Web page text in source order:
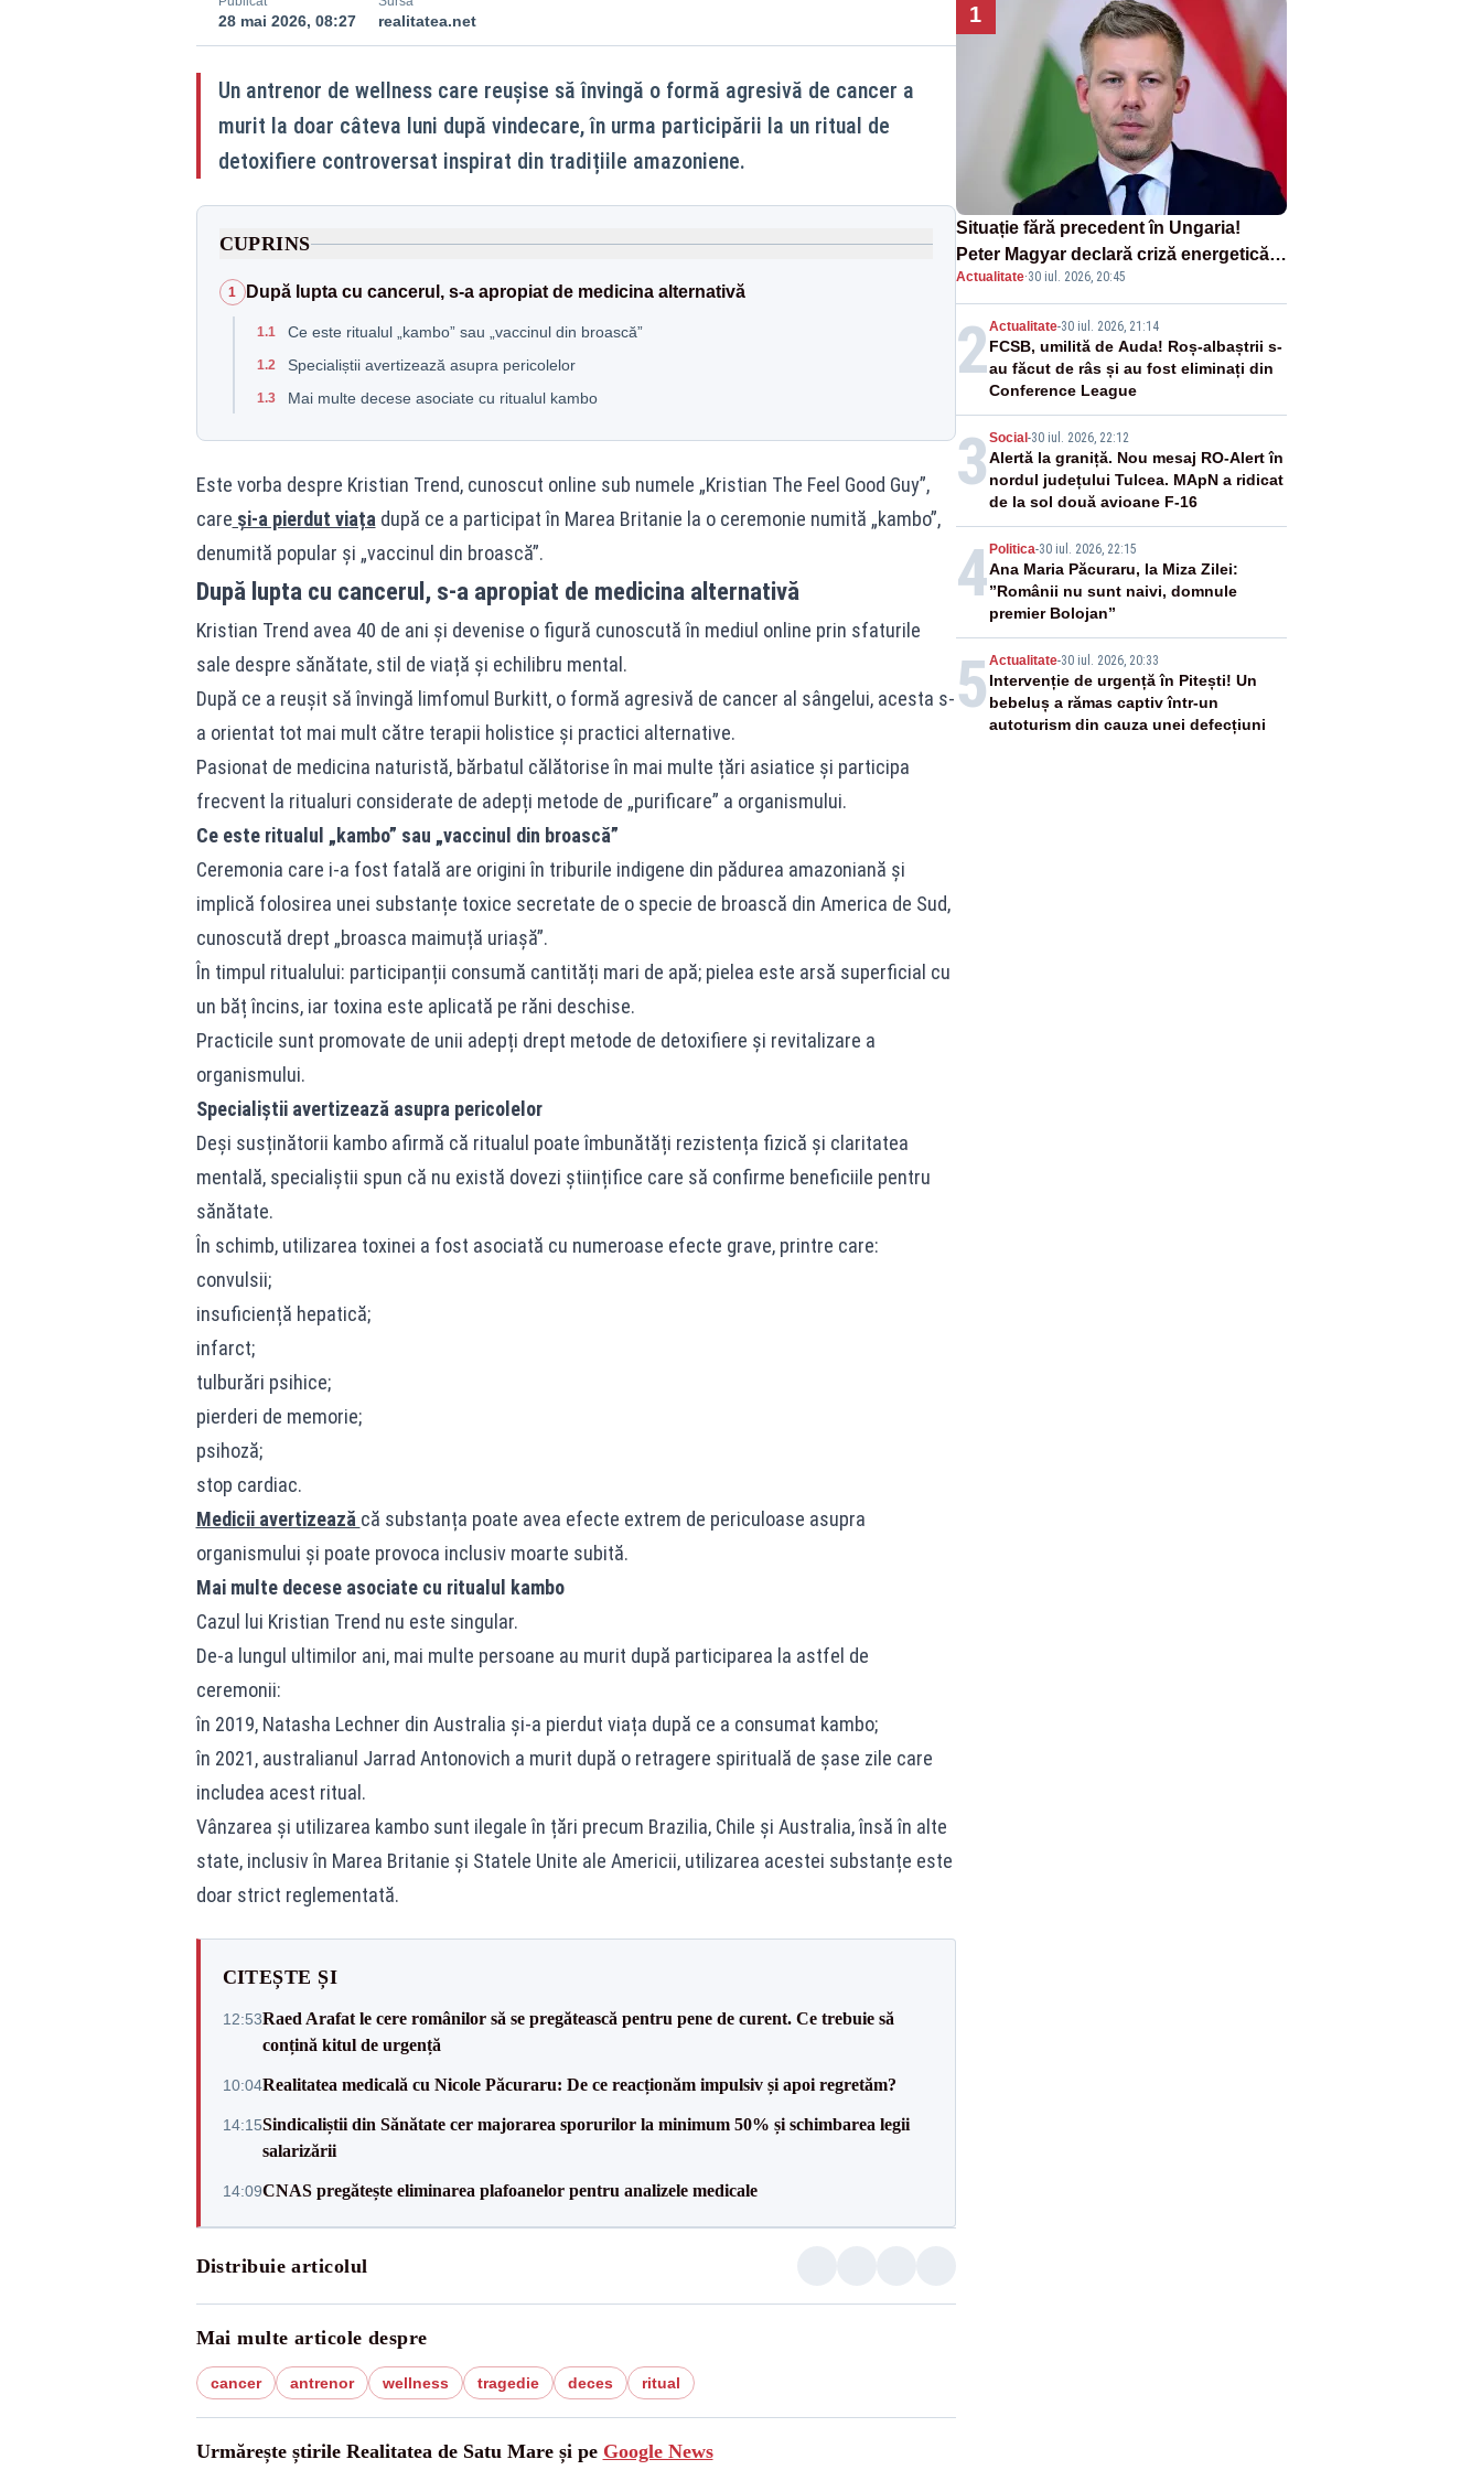
28 mai 2026, 08:27 realitatea.net
Un antrenor de wellness care reușise să învingă o formă agresivă de cancer a
murit la doar câteva luni după vindecare, în urma participării la un ritual de
detoxifiere controversat inspirat din tradițiile amazoniene.
CUPRINS
1 După lupta cu cancerul, s-a apropiat de medicina alternativă
1.1 Ce este ritualul „kambo” sau „vaccinul din broască”
1.2 Specialiștii avertizează asupra pericolelor
1.3 Mai multe decese asociate cu ritualul kambo
Este vorba despre Kristian Trend, cunoscut online sub numele „Kristian The Feel Good Guy”,
care și-a pierdut viața după ce a participat în Marea Britanie la o ceremonie numită „kambo”,
denumită popular și „vaccinul din broască”.
După lupta cu cancerul, s-a apropiat de medicina alternativă
Kristian Trend avea 40 de ani și devenise o figură cunoscută în mediul online prin sfaturile
sale despre sănătate, stil de viață și echilibru mental.
După ce a reușit să învingă limfomul Burkitt, o formă agresivă de cancer al sângelui, acesta s-
a orientat tot mai mult către terapii holistice și practici alternative.
Pasionat de medicina naturistă, bărbatul călătorise în mai multe țări asiatice și participa
frecvent la ritualuri considerate de adepți metode de „purificare” a organismului.
Ce este ritualul „kambo” sau „vaccinul din broască”
Ceremonia care i-a fost fatală are origini în triburile indigene din pădurea amazoniană și
implică folosirea unei substanțe toxice secretate de o specie de broască din America de Sud,
cunoscută drept „broasca maimuță uriașă”.
În timpul ritualului: participanții consumă cantități mari de apă; pielea este arsă superficial cu
un băț încins, iar toxina este aplicată pe răni deschise.
Practicile sunt promovate de unii adepți drept metode de detoxifiere și revitalizare a
organismului.
Specialiștii avertizează asupra pericolelor
Deși susținătorii kambo afirmă că ritualul poate îmbunătăți rezistența fizică și claritatea
mentală, specialiștii spun că nu există dovezi științifice care să confirme beneficiile pentru
sănătate.
În schimb, utilizarea toxinei a fost asociată cu numeroase efecte grave, printre care:
convulsii;
insuficiență hepatică;
infarct;
tulburări psihice;
pierderi de memorie;
psihoză;
stop cardiac.
Medicii avertizează că substanța poate avea efecte extrem de periculoase asupra
organismului și poate provoca inclusiv moarte subită.
Mai multe decese asociate cu ritualul kambo
Cazul lui Kristian Trend nu este singular.
De-a lungul ultimilor ani, mai multe persoane au murit după participarea la astfel de
ceremonii:
în 2019, Natasha Lechner din Australia și-a pierdut viața după ce a consumat kambo;
în 2021, australianul Jarrad Antonovich a murit după o retragere spirituală de șase zile care
includea acest ritual.
Vânzarea și utilizarea kambo sunt ilegale în țări precum Brazilia, Chile și Australia, însă în alte
state, inclusiv în Marea Britanie și Statele Unite ale Americii, utilizarea acestei substanțe este
doar strict reglementată.
CITEȘTE ȘI
12:53Raed Arafat le cere românilor să se pregătească pentru pene de curent. Ce trebuie să
conțină kitul de urgență
10:04Realitatea medicală cu Nicole Păcuraru: De ce reacționăm impulsiv și apoi regretăm?
14:15Sindicaliștii din Sănătate cer majorarea sporurilor la minimum 50% și schimbarea legii
salarizării
14:09CNAS pregătește eliminarea plafoanelor pentru analizele medicale
Distribuie articolul
Mai multe articole despre
cancer antrenor wellness tragedie deces ritual
Urmărește știrile Realitatea de Satu Mare și pe Google News
1
Situație fără precedent în Ungaria!
Peter Magyar declară criză energetică
după oprirea centralei de la Paks
Actualitate·30 iul. 2026, 20:45
2Actualitate-30 iul. 2026, 21:14
FCSB, umilită de Auda! Roș-albaștrii s-
au făcut de râs și au fost eliminați din
Conference League
3 Social -30 iul. 2026, 22:12
Alertă la graniță. Nou mesaj RO-Alert în
nordul județului Tulcea. MApN a ridicat
de la sol două avioane F-16
4 Politica-30 iul. 2026, 22:15
Ana Maria Păcuraru, la Miza Zilei:
”Românii nu sunt naivi, domnule
premier Bolojan”
5 Actualitate-30 iul. 2026, 20:33
Intervenție de urgență în Pitești! Un
bebeluș a rămas captiv într-un
autoturism din cauza unei defecțiuni